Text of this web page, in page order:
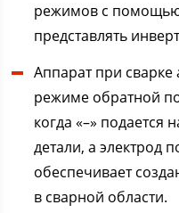
режимов с помощью
представлять
Аппарат при
режиме обратной
когда «–» подается
детали, а электрод
обеспечивает
в сварной области.